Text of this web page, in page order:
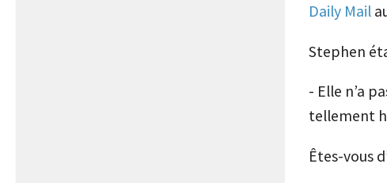
Daily Mail
Stephen
- Elle n’a
tellement
Êtes-vous